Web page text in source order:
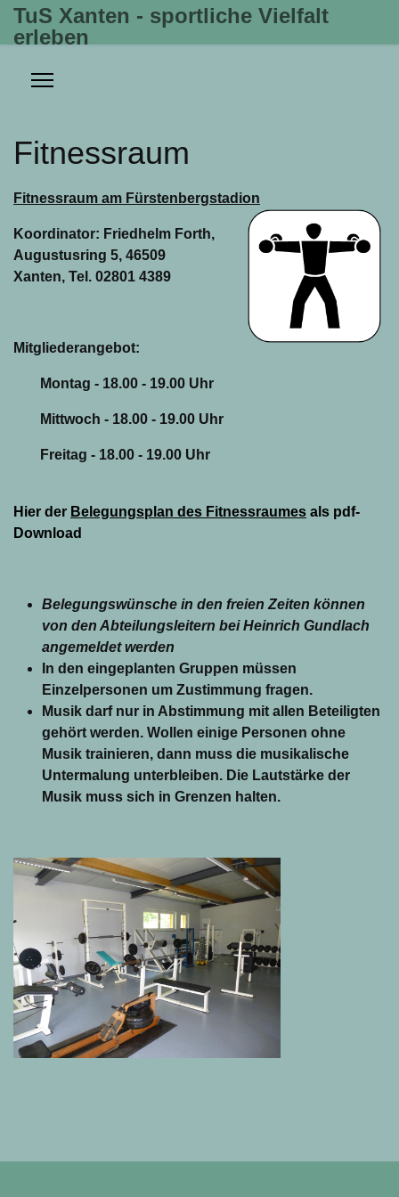
TuS Xanten - sportliche Vielfalt
erleben
Fitnessraum
Fitnessraum am Fürstenbergstadion
Koordinator: Friedhelm Forth,
Augustusring 5, 46509
Xanten, Tel. 02801 4389
Mitgliederangebot:
Montag - 18.00 - 19.00 Uhr
Mittwoch - 18.00 - 19.00 Uhr
Freitag - 18.00 - 19.00 Uhr
Hier der Belegungsplan des Fitnessraumes als pdf-
Download
Belegungswünsche in den freien Zeiten können
von den Abteilungsleitern bei Heinrich Gundlach
angemeldet werden
In den eingeplanten Gruppen müssen
Einzelpersonen um Zustimmung fragen.
Musik darf nur in Abstimmung mit allen Beteiligten
gehört werden. Wollen einige Personen ohne
Musik trainieren, dann muss die musikalische
Untermalung unterbleiben. Die Lautstärke der
Musik muss sich in Grenzen halten.